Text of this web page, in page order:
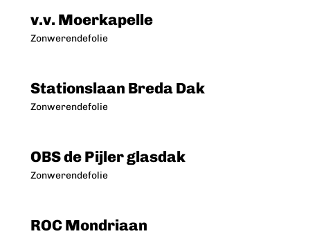
v.v. Moerkapelle
Zonwerendefolie
Stationslaan Breda Dak
Zonwerendefolie
OBS de Pijler glasdak
Zonwerendefolie
ROC Mondriaan